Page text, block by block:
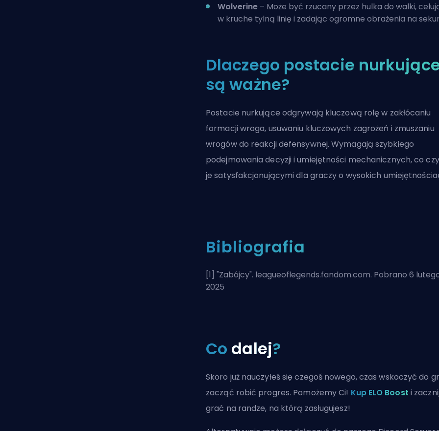
Wolverine – Może być rzucany przez hulka do walki,
w kruche tylną linię i zadając ogromne obrażenia na
Dlaczego postacie
są ważne?
Postacie nurkujące odgrywają kluczową rolę w zakłócaniu
formacji wroga, usuwaniu kluczowych zagrożeń i zmuszaniu
wrogów do reakcji defensywnej. Wymagają szybkiego
podejmowania decyzji i umiejętności mechanicznych, co
je satysfakcjonującymi dla graczy o wysokich
Bibliografia
[1] "Zabójcy". leagueoflegends.fandom.com. Pobrano 6
2025
Co dalej?
Skoro już nauczyłeś się czegoś nowego, czas wskoczyć do
zacząć robić progres. Pomożemy Ci! Kup ELO Boost i zacznij
grać na randze, na którą zasługujesz!